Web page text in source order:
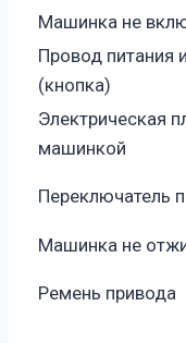
Машинка не
Провод питания
(кнопка)
Электрическая
машинкой
Переключатель
Машинка не
Ремень привода